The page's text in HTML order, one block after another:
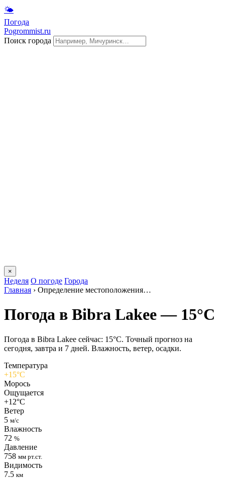
🌤
Погода
Pogrommist.ru
Поиск города
×
Неделя О погоде Города
Главная › Определение местоположения…
Погода в Bibra Lakeе — 15°C
Погода в Bibra Lakeе сейчас: 15°C. Точный прогноз на
сегодня, завтра и 7 дней. Влажность, ветер, осадки.
Температура
+15°C
Морось
Ощущается
+12°C
Ветер
5 м/с
Влажность
72 %
Давление
758 мм рт.ст.
Видимость
7.5 км